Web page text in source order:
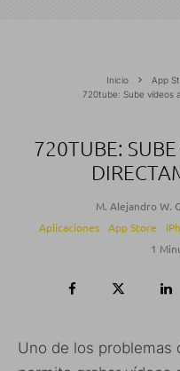
Inicio App
720tube: Sube vídeos
720TUBE:
M. Alejandro W.
Aplicaciones
App Store
1
Uno de los problemas